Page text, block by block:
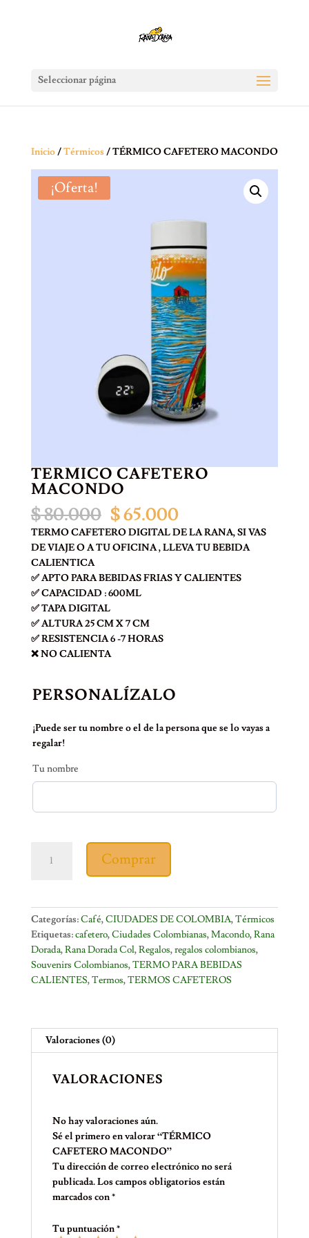
Seleccionar página
Inicio/Térmicos/ TÉRMICO CAFETERO MACONDO
¡Oferta!
TÉRMICO CAFETERO
MACONDO
$80.000 El
precio
original
era:
$ 80.000.
$65.000El
precio
actual
$ 65.000.
TERMO CAFETERO DIGITAL DE LA RANA, SI VAS
DE VIAJE O A TU OFICINA , LLEVA TU BEBIDA
CALIENTICA
✅ APTO PARA BEBIDAS FRIAS Y CALIENTES
✅ CAPACIDAD : 600ML
✅ TAPA DIGITAL
✅ ALTURA 25 CM X 7 CM
✅ RESISTENCIA 6 -7 HORAS
❌ NO CALIENTA
PERSONALÍZALO
¡Puede ser tu nombre o el de la persona que se lo vayas a
regalar!
Tu nombre
CAFETERO
MACONDO
Comprar
Categorías:Café,CIUDADES DE COLOMBIA,Térmicos
Etiquetas:cafetero,Ciudades Colombianas,Macondo,Rana
Dorada,Rana Dorada Col,Regalos,regalos colombianos,
Souvenirs Colombianos,TERMO PARA BEBIDAS
CALIENTES,Termos,TERMOS CAFETEROS
Valoraciones (0)
VALORACIONES
No hay valoraciones aún.
Sé el primero en valorar “TÉRMICO
CAFETERO MACONDO”
Tu dirección de correo electrónico no será
publicada.Los campos obligatorios están
marcados con*
Tu puntuación*